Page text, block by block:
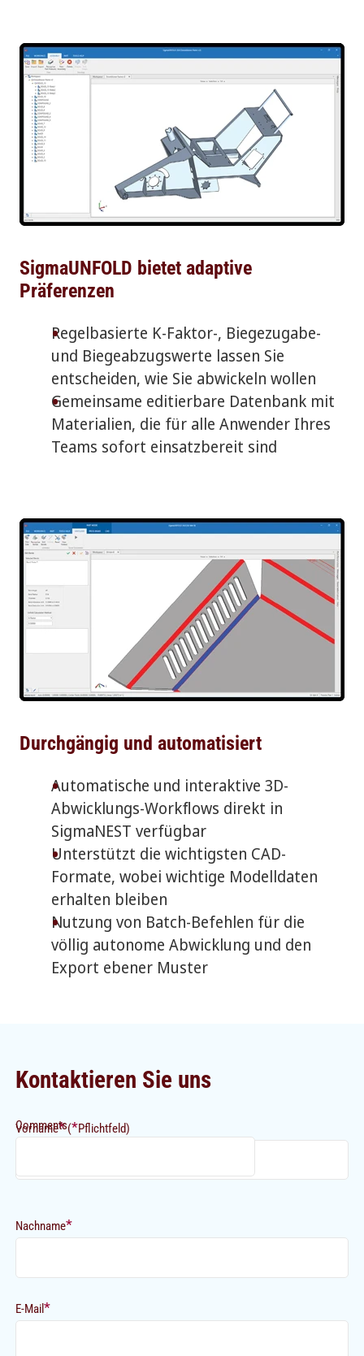
SigmaUNFOLD bietet adaptive
Präferenzen
Regelbasierte K-Faktor-, Biegezugabe-
und Biegeabzugswerte lassen Sie
entscheiden, wie Sie abwickeln wollen
Gemeinsame editierbare Datenbank mit
Materialien, die für alle Anwender Ihres
Teams sofort einsatzbereit sind
Durchgängig und automatisiert
Automatische und interaktive 3D-
Abwicklungs-Workflows direkt in
SigmaNEST verfügbar
Unterstützt die wichtigsten CAD-
Formate, wobei wichtige Modelldaten
erhalten bleiben
Nutzung von Batch-Befehlen für die
völlig autonome Abwicklung und den
Export ebener Muster
Kontaktieren Sie uns
Comments
Vorname*(*Pflichtfeld)
Nachname*
E-Mail*